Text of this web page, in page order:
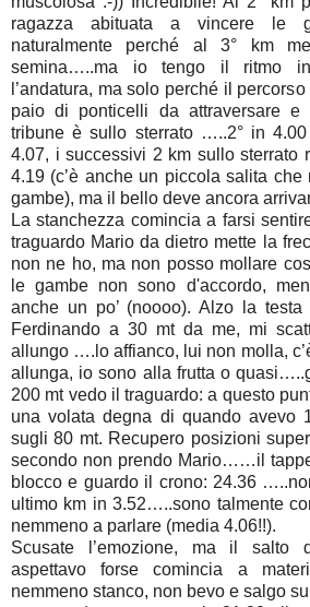
ragazza abituata a vincere le
naturalmente perché al 3° km
semina…..ma io tengo il ritmo
l’andatura, ma solo perché il
paio di ponticelli da attraversare e
tribune è sullo sterrato …..2° in
4.07, i successivi 2 km sullo sterrato
4.19 (c’è anche un piccola salita che
gambe), ma il bello deve ancora
La stanchezza comincia a farsi
traguardo Mario da dietro mette la
non ne ho, ma non posso mollare
le gambe non sono d'accordo,
anche un po’ (noooo). Alzo la
Ferdinando a 30 mt da me, mi
allungo ….lo affianco, lui non molla,
allunga, io sono alla frutta o
200 mt vedo il traguardo: a questo
una volata degna di quando avevo
sugli 80 mt. Recupero posizioni
secondo non prendo Mario……il
blocco e guardo il crono: 24.36
ultimo km in 3.52…..sono talmente
nemmeno a parlare (media 4.06!!).
Scusate l’emozione, ma il salto
aspettavo forse comincia a
nemmeno stanco, non bevo e salgo